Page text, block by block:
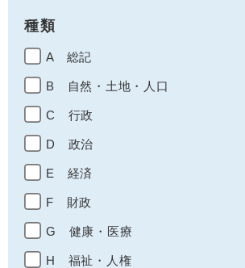
種類
A 総記
B 自然・土地・人口
C 行政
D 政治
E 経済
F 財政
G 健康・医療
H 福祉・人権